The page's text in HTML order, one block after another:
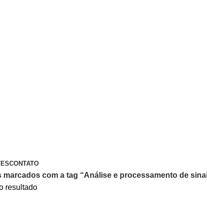
CONTATO
marcados com a tag “Análise e processamento de
resultado